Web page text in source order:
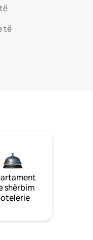
të
shërbim